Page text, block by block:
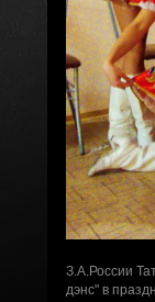
З.А.России
дэнс" в